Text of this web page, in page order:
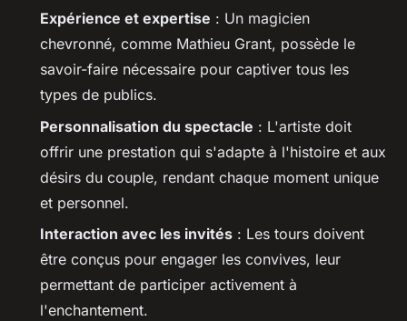
Expérience et expertise : Un magicien
chevronné, comme Mathieu Grant, possède le
savoir-faire nécessaire pour captiver tous les
types de publics.
Personnalisation du spectacle : L'artiste doit
offrir une prestation qui s'adapte à l'histoire et aux
désirs du couple, rendant chaque moment unique
et personnel.
Interaction avec les invités : Les tours doivent
être conçus pour engager les convives, leur
permettant de participer activement à
l'enchantement.